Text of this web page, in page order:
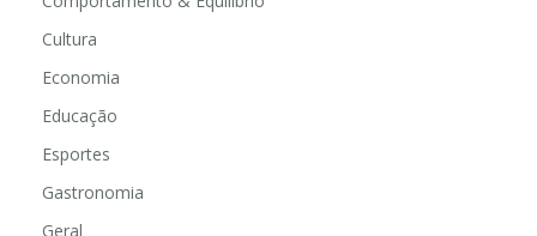
Cultura
Economia
Educação
Esportes
Gastronomia
Geral